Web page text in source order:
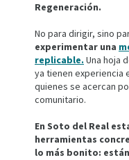
Regeneración.
No para dirigir, sino
experimentar una
replicable. Una hoja
ya tienen experiencia
quienes se acercan
comunitario.
En Soto del Real
herramientas
lo más bonito: